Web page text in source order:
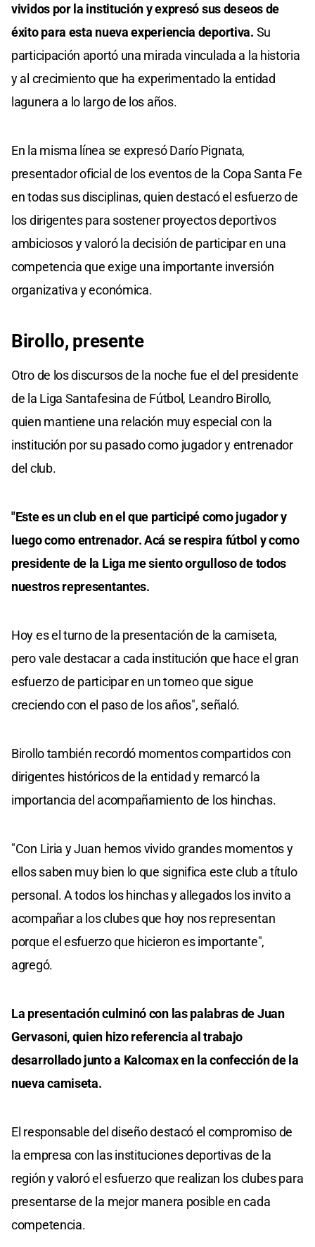
vividos por la institución y expresó sus deseos de
éxito para esta nueva experiencia deportiva. Su
participación aportó una mirada vinculada a la historia
y al crecimiento que ha experimentado la entidad
lagunera a lo largo de los años.
En la misma línea se expresó Darío Pignata,
presentador oficial de los eventos de la Copa Santa Fe
en todas sus disciplinas, quien destacó el esfuerzo de
los dirigentes para sostener proyectos deportivos
ambiciosos y valoró la decisión de participar en una
competencia que exige una importante inversión
organizativa y económica.
Birollo, presente
Otro de los discursos de la noche fue el del presidente
de la Liga Santafesina de Fútbol, Leandro Birollo,
quien mantiene una relación muy especial con la
institución por su pasado como jugador y entrenador
del club.
"Este es un club en el que participé como jugador y
luego como entrenador. Acá se respira fútbol y como
presidente de la Liga me siento orgulloso de todos
nuestros representantes.
Hoy es el turno de la presentación de la camiseta,
pero vale destacar a cada institución que hace el gran
esfuerzo de participar en un torneo que sigue
creciendo con el paso de los años", señaló.
Birollo también recordó momentos compartidos con
dirigentes históricos de la entidad y remarcó la
importancia del acompañamiento de los hinchas.
"Con Liria y Juan hemos vivido grandes momentos y
ellos saben muy bien lo que significa este club a título
personal. A todos los hinchas y allegados los invito a
acompañar a los clubes que hoy nos representan
porque el esfuerzo que hicieron es importante",
agregó.
La presentación culminó con las palabras de Juan
Gervasoni, quien hizo referencia al trabajo
desarrollado junto a Kalcomax en la confección de la
nueva camiseta.
El responsable del diseño destacó el compromiso de
la empresa con las instituciones deportivas de la
región y valoró el esfuerzo que realizan los clubes para
presentarse de la mejor manera posible en cada
competencia.